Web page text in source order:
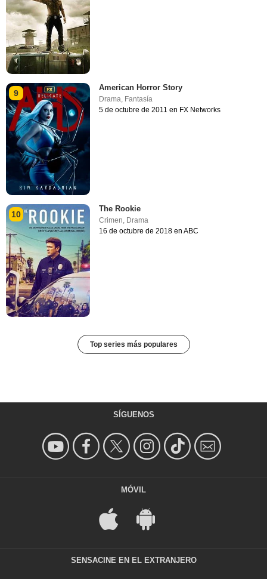
9
American Horror Story
Drama, Fantasía
5 de octubre de 2011 en FX Networks
10
The Rookie
Crimen, Drama
16 de octubre de 2018 en ABC
Top series más populares
SÍGUENOS
MÓVIL
SENSACINE EN EL EXTRANJERO